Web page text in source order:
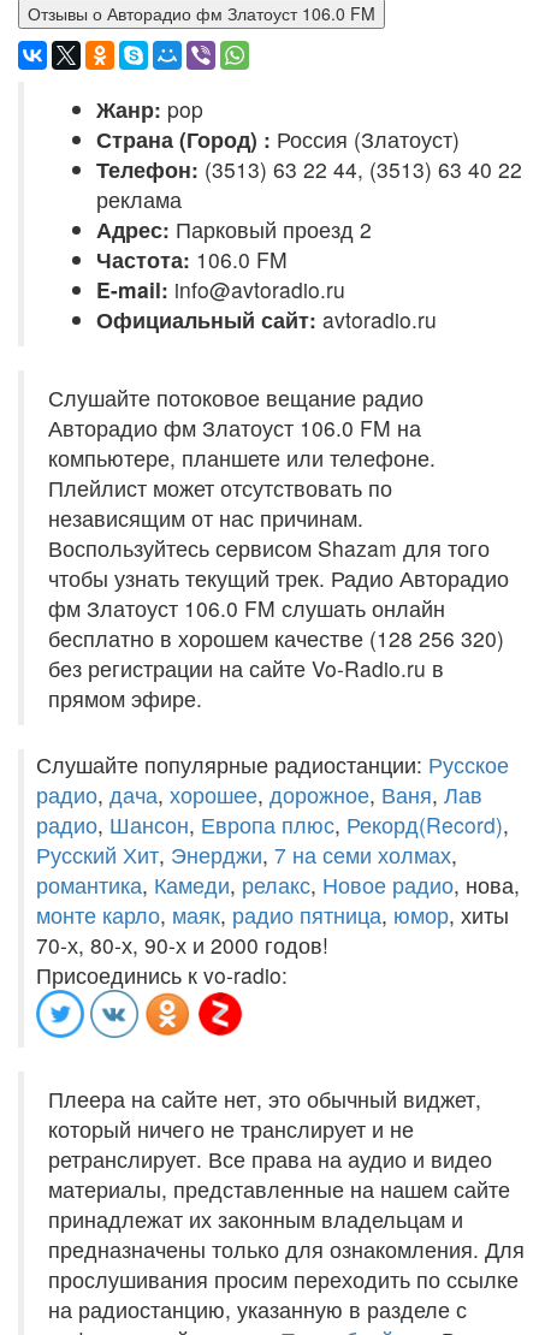
Отзывы о Авторадио фм Златоуст 106.0 FM
Жанр: pop
Страна (Город) : Россия (Златоуст)
Телефон: (3513) 63 22 44, (3513) 63 40 22
реклама
Адрес: Парковый проезд 2
Частота: 106.0 FM
E-mail: info@avtoradio.ru
Официальный сайт: avtoradio.ru
Слушайте потоковое вещание радио
Авторадио фм Златоуст 106.0 FM на
компьютере, планшете или телефоне.
Плейлист может отсутствовать по
независящим от нас причинам.
Воспользуйтесь сервисом Shazam для того
чтобы узнать текущий трек. Радио Авторадио
фм Златоуст 106.0 FM слушать онлайн
бесплатно в хорошем качестве (128 256 320)
без регистрации на сайте Vo-Radio.ru в
прямом эфире.
Слушайте популярные радиостанции: Русское
радио, дача, хорошее, дорожное, Ваня, Лав
радио, Шансон, Европа плюс, Рекорд(Record),
Русский Хит, Энерджи, 7 на семи холмах,
романтика, Камеди, релакс, Новое радио, нова,
монте карло, маяк, радио пятница, юмор, хиты
70-х, 80-х, 90-х и 2000 годов!
Присоединись к vo-radio:
Плеера на сайте нет, это обычный виджет,
который ничего не транслирует и не
ретранслирует. Все права на аудио и видео
материалы, представленные на нашем сайте
принадлежат их законным владельцам и
предназначены только для ознакомления. Для
прослушивания просим переходить по ссылке
на радиостанцию, указанную в разделе с